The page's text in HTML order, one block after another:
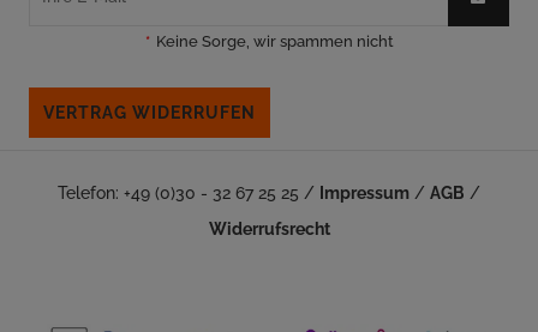
* Keine Sorge, wir spammen nicht
VERTRAG WIDERRUFEN
Telefon: +49 (0)30 - 32 67 25 25 / Impressum / AGB /
Widerrufsrecht